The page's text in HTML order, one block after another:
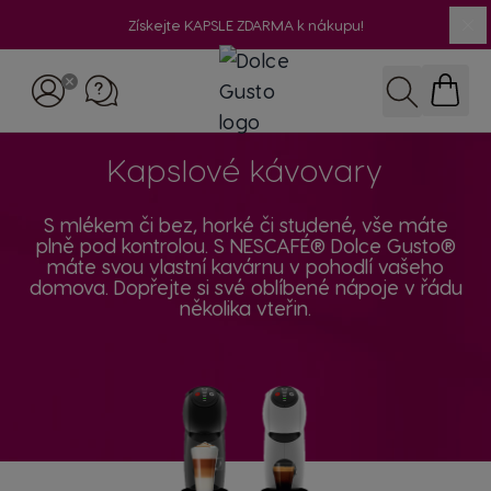
Získejte KAPSLE ZDARMA k nákupu!
Hledat
Kapslové kávovary
S mlékem či bez, horké či studené, vše máte
plně pod kontrolou. S NESCAFÉ® Dolce Gusto®
máte svou vlastní kavárnu v pohodlí vašeho
domova. Dopřejte si své oblíbené nápoje v řádu
několika vteřin.